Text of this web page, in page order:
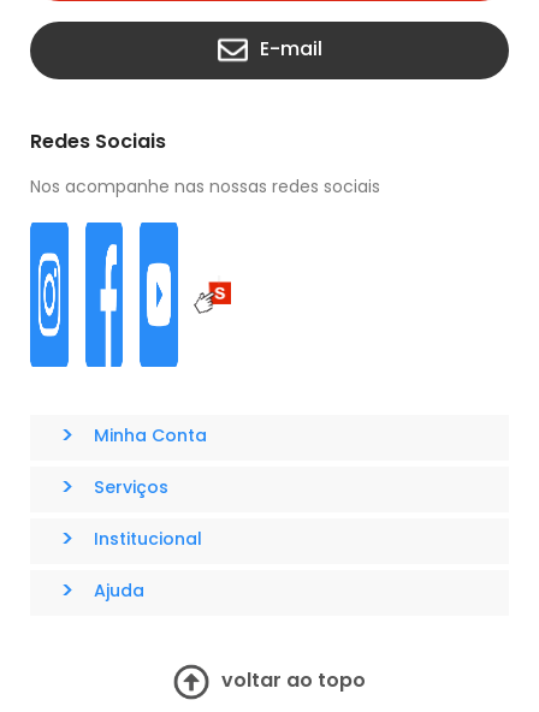
E-mail
Redes Sociais
Nos acompanhe nas nossas redes sociais
> Minha Conta
> Serviços
> Institucional
> Ajuda
voltar ao topo